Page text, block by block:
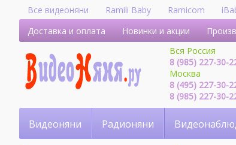
Все видеоняни Ramili Baby Ramicom
Доставка и оплата
Новинки и акции
Вся Россия
8 (985) 227-30-
Москва
8 (495) 227-30-
8 (985) 227-30-
Видеоняни Радионяни